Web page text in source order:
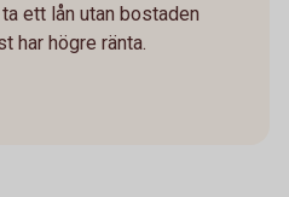
ett lån utan bostaden
har högre ränta.